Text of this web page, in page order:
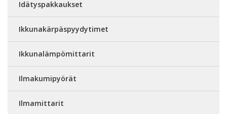
Idätyspakkaukset
Ikkunakärpäspyydytimet
Ikkunalämpömittarit
Ilmakumipyörät
Ilmamittarit